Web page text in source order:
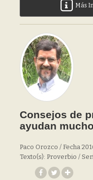
Más
Consejos de
ayudan
Paco Orozco / Fecha
Texto(s): Proverbio /